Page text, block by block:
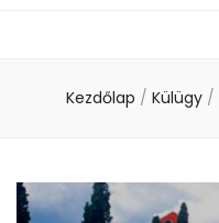
Kezdőlap / Külügy /